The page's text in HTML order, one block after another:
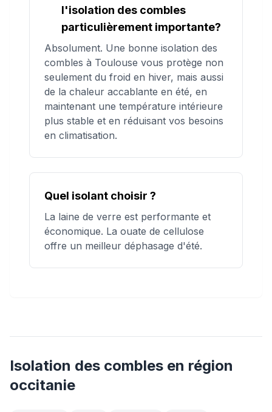
l'isolation des combles
particulièrement importante?
Absolument. Une bonne isolation des
combles à Toulouse vous protège non
seulement du froid en hiver, mais aussi
de la chaleur accablante en été, en
maintenant une température intérieure
plus stable et en réduisant vos besoins
en climatisation.
Quel isolant choisir ?
La laine de verre est performante et
économique. La ouate de cellulose
offre un meilleur déphasage d'été.
Isolation des combles en région
occitanie